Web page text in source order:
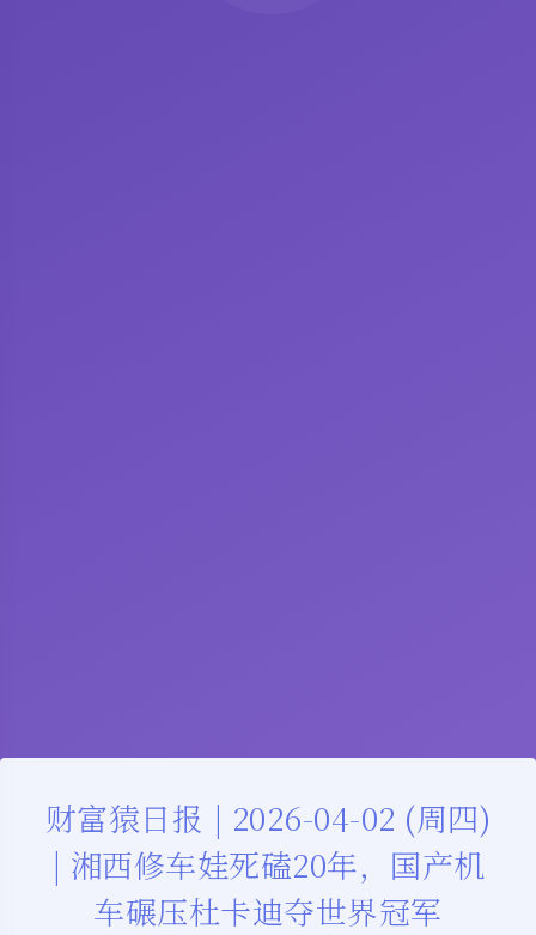
财富猿日报 | 2026-04-02 (周四)
| 湘西修车娃死磕20年，国产机
车碾压杜卡迪夺世界冠军